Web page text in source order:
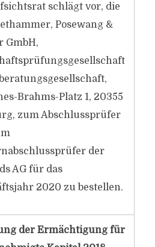
schlägt vor, die
Posewang &
GmbH,
Brahms-Platz 1, 20355
zum Abschlussprüfer
der
AG für das
2020 zu bestellen.
der Ermächtigung für